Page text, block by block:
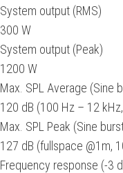
System output (RMS)
300 W
System output (Peak)
1200 W
Max. SPL Average (Sine
120 dB (100 Hz – 12
Max. SPL Peak (Sine
127 dB (fullspace @1m,
Frequency response (-3